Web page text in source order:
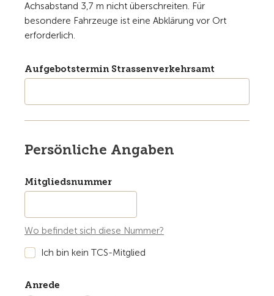
Achsabstand 3,7 m nicht überschreiten. Für
besondere Fahrzeuge ist eine Abklärung vor Ort
erforderlich.
Aufgebotstermin Strassenverkehrsamt
Persönliche Angaben
Mitgliedsnummer
Wo befindet sich diese Nummer?
Ich bin kein TCS-Mitglied
Anrede